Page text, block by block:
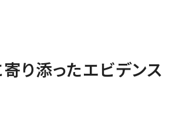
り添ったエビデンス